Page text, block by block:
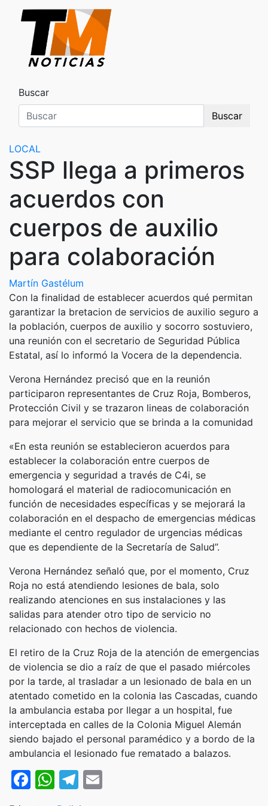
Saltar
contenido
Buscar
Buscar
LOCAL
SSP llega a primeros
acuerdos con
cuerpos de auxilio
para colaboración
Martín Gastélum
Con la finalidad de establecer acuerdos qué permitan
garantizar la bretacion de servicios de auxilio seguro a
la población, cuerpos de auxilio y socorro sostuviero,
una reunión con el secretario de Seguridad Pública
Estatal, así lo informó la Vocera de la dependencia.
Verona Hernández precisó que en la reunión
participaron representantes de Cruz Roja, Bomberos,
Protección Civil y se trazaron lineas de colaboración
para mejorar el servicio que se brinda a la comunidad
«En esta reunión se establecieron acuerdos para
establecer la colaboración entre cuerpos de
emergencia y seguridad a través de C4i, se
homologará el material de radiocomunicación en
función de necesidades específicas y se mejorará la
colaboración en el despacho de emergencias médicas
mediante el centro regulador de urgencias médicas
que es dependiente de la Secretaría de Salud”.
Verona Hernández señaló que, por el momento, Cruz
Roja no está atendiendo lesiones de bala, solo
realizando atenciones en sus instalaciones y las
salidas para atender otro tipo de servicio no
relacionado con hechos de violencia.
El retiro de la Cruz Roja de la atención de emergencias
de violencia se dio a raíz de que el pasado miércoles
por la tarde, al trasladar a un lesionado de bala en un
atentado cometido en la colonia las Cascadas, cuando
la ambulancia estaba por llegar a un hospital, fue
interceptada en calles de la Colonia Miguel Alemán
siendo bajado el personal paramédico y a bordo de la
ambulancia el lesionado fue rematado a balazos.
Facebook
WhatsApp
Telegram